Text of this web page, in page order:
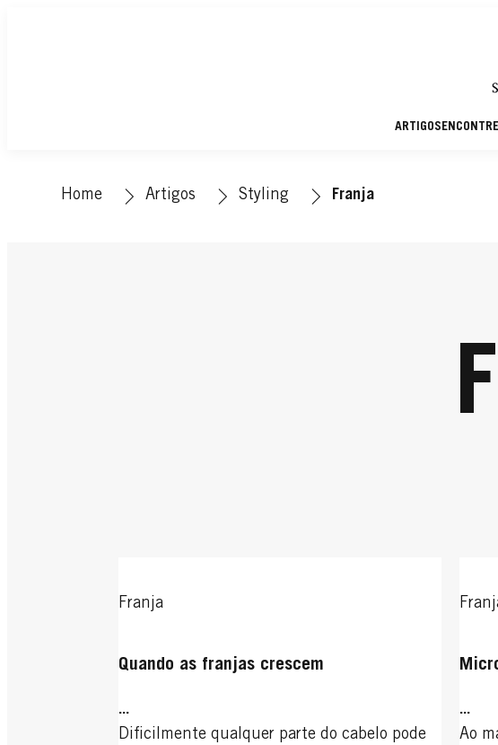
ARTIGOS
Home Artigos Styling Franja
Franja
Quando as franjas crescem
...
Dificilmente qualquer parte do cabelo pode
...
Ao